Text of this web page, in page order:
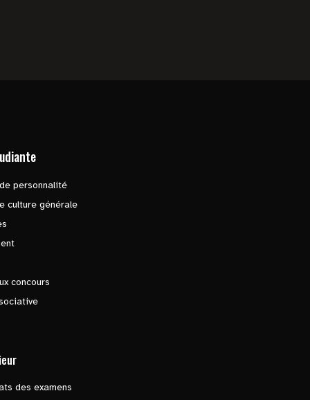
personnalité
culture générale
concours
des examens